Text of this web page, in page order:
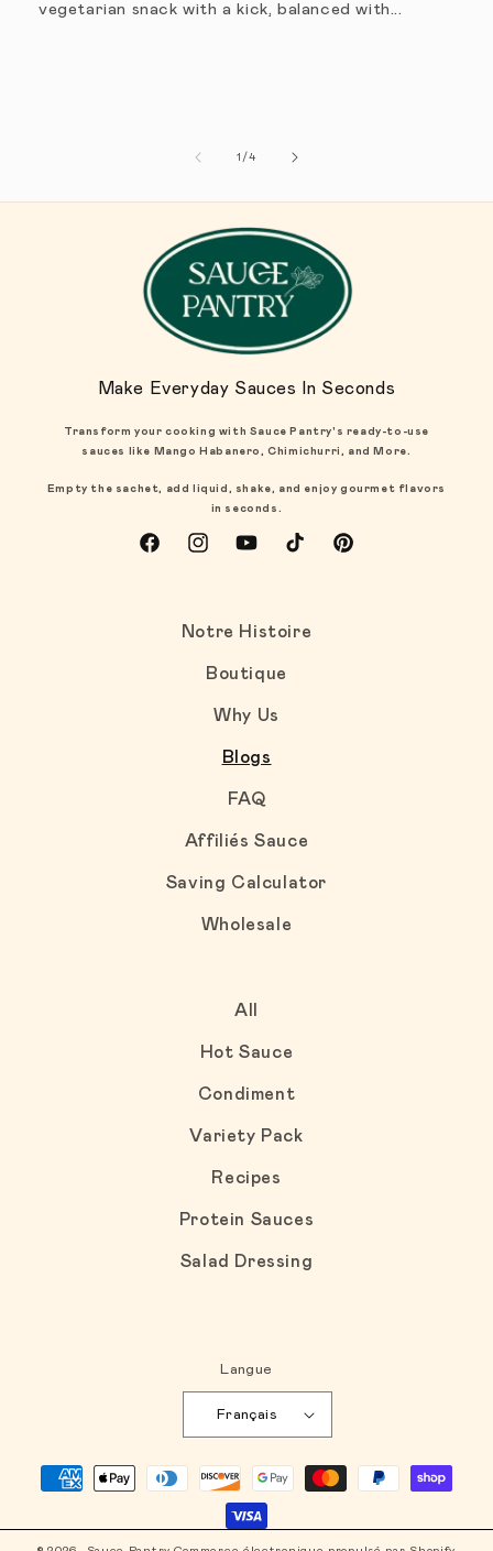
vegetarian snack with a kick, balanced with...
1 /de
4
Make Everyday Sauces In Seconds
Transform your cooking with Sauce Pantry's ready-to-use
sauces like Mango Habanero, Chimichurri, and More.
Empty the sachet, add liquid, shake, and enjoy gourmet flavors
in seconds.
FacebookInstagramYouTubeTikTokPinterest
Notre Histoire
Boutique
Why Us
Blogs
FAQ
Affiliés Sauce
Saving Calculator
Wholesale
All
Hot Sauce
Condiment
Variety Pack
Recipes
Protein Sauces
Salad Dressing
Langue
Français
Moyens de paiement